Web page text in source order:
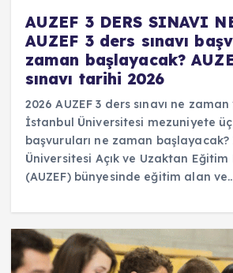
AUZEF 3 DERS SINAVI
AUZEF 3 ders sınavı
zaman başlayacak?
sınavı tarihi 2026
2026 AUZEF 3 ders sınavı ne
İstanbul Üniversitesi mezuniyete üç
başvuruları ne zaman
Üniversitesi Açık ve Uzaktan Eğitim
(AUZEF) bünyesinde eğitim alan